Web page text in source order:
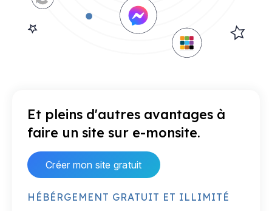
Et pleins d'autres avantages à
faire un site sur e-monsite.
Créer mon site gratuit
HÉBÉRGEMENT GRATUIT ET ILLIMITÉ